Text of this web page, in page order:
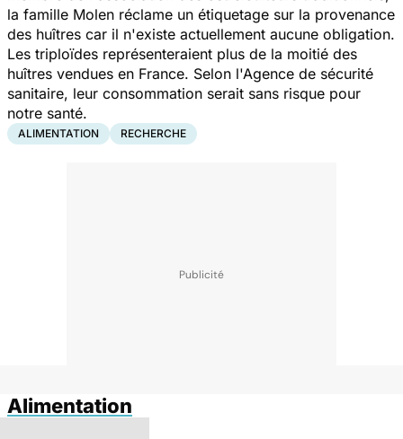
la famille Molen réclame un étiquetage sur la provenance
des huîtres car il n'existe actuellement aucune obligation.
Les triploïdes représenteraient plus de la moitié des
huîtres vendues en France. Selon l'Agence de sécurité
sanitaire, leur consommation serait sans risque pour
notre santé.
ALIMENTATION RECHERCHE
Alimentation